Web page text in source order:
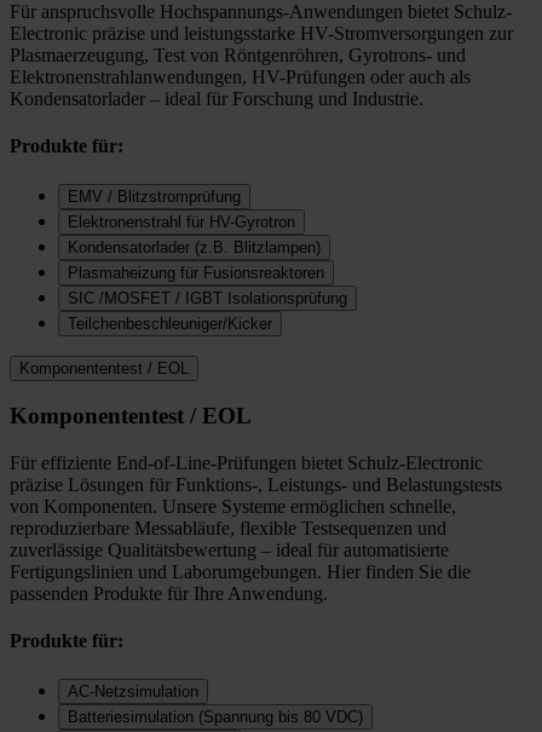
Für anspruchsvolle Hochspannungs-Anwendungen bietet Schulz-
Electronic präzise und leistungsstarke HV-Stromversorgungen zur
Plasmaerzeugung, Test von Röntgenröhren, Gyrotrons- und
Elektronenstrahlanwendungen, HV-Prüfungen oder auch als
Kondensatorlader – ideal für Forschung und Industrie.
Produkte für:
EMV / Blitzstromprüfung
Elektronenstrahl für HV-Gyrotron
Kondensatorlader (z.B. Blitzlampen)
Plasmaheizung für Fusionsreaktoren
SIC /MOSFET / IGBT Isolationsprüfung
Teilchenbeschleuniger/Kicker
Komponententest / EOL
Komponententest / EOL
Für effiziente End-of-Line-Prüfungen bietet Schulz-Electronic
präzise Lösungen für Funktions-, Leistungs- und Belastungstests
von Komponenten. Unsere Systeme ermöglichen schnelle,
reproduzierbare Messabläufe, flexible Testsequenzen und
zuverlässige Qualitätsbewertung – ideal für automatisierte
Fertigungslinien und Laborumgebungen. Hier finden Sie die
passenden Produkte für Ihre Anwendung.
Produkte für:
AC-Netzsimulation
Batteriesimulation (Spannung bis 80 VDC)